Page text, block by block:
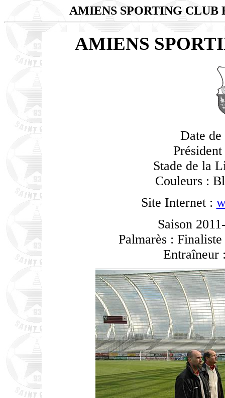
AMIENS SPORTING
AMIENS
Date
Stade de la
Couleurs :
Site Internet :
Saison
Palmarès :
Entraîneur